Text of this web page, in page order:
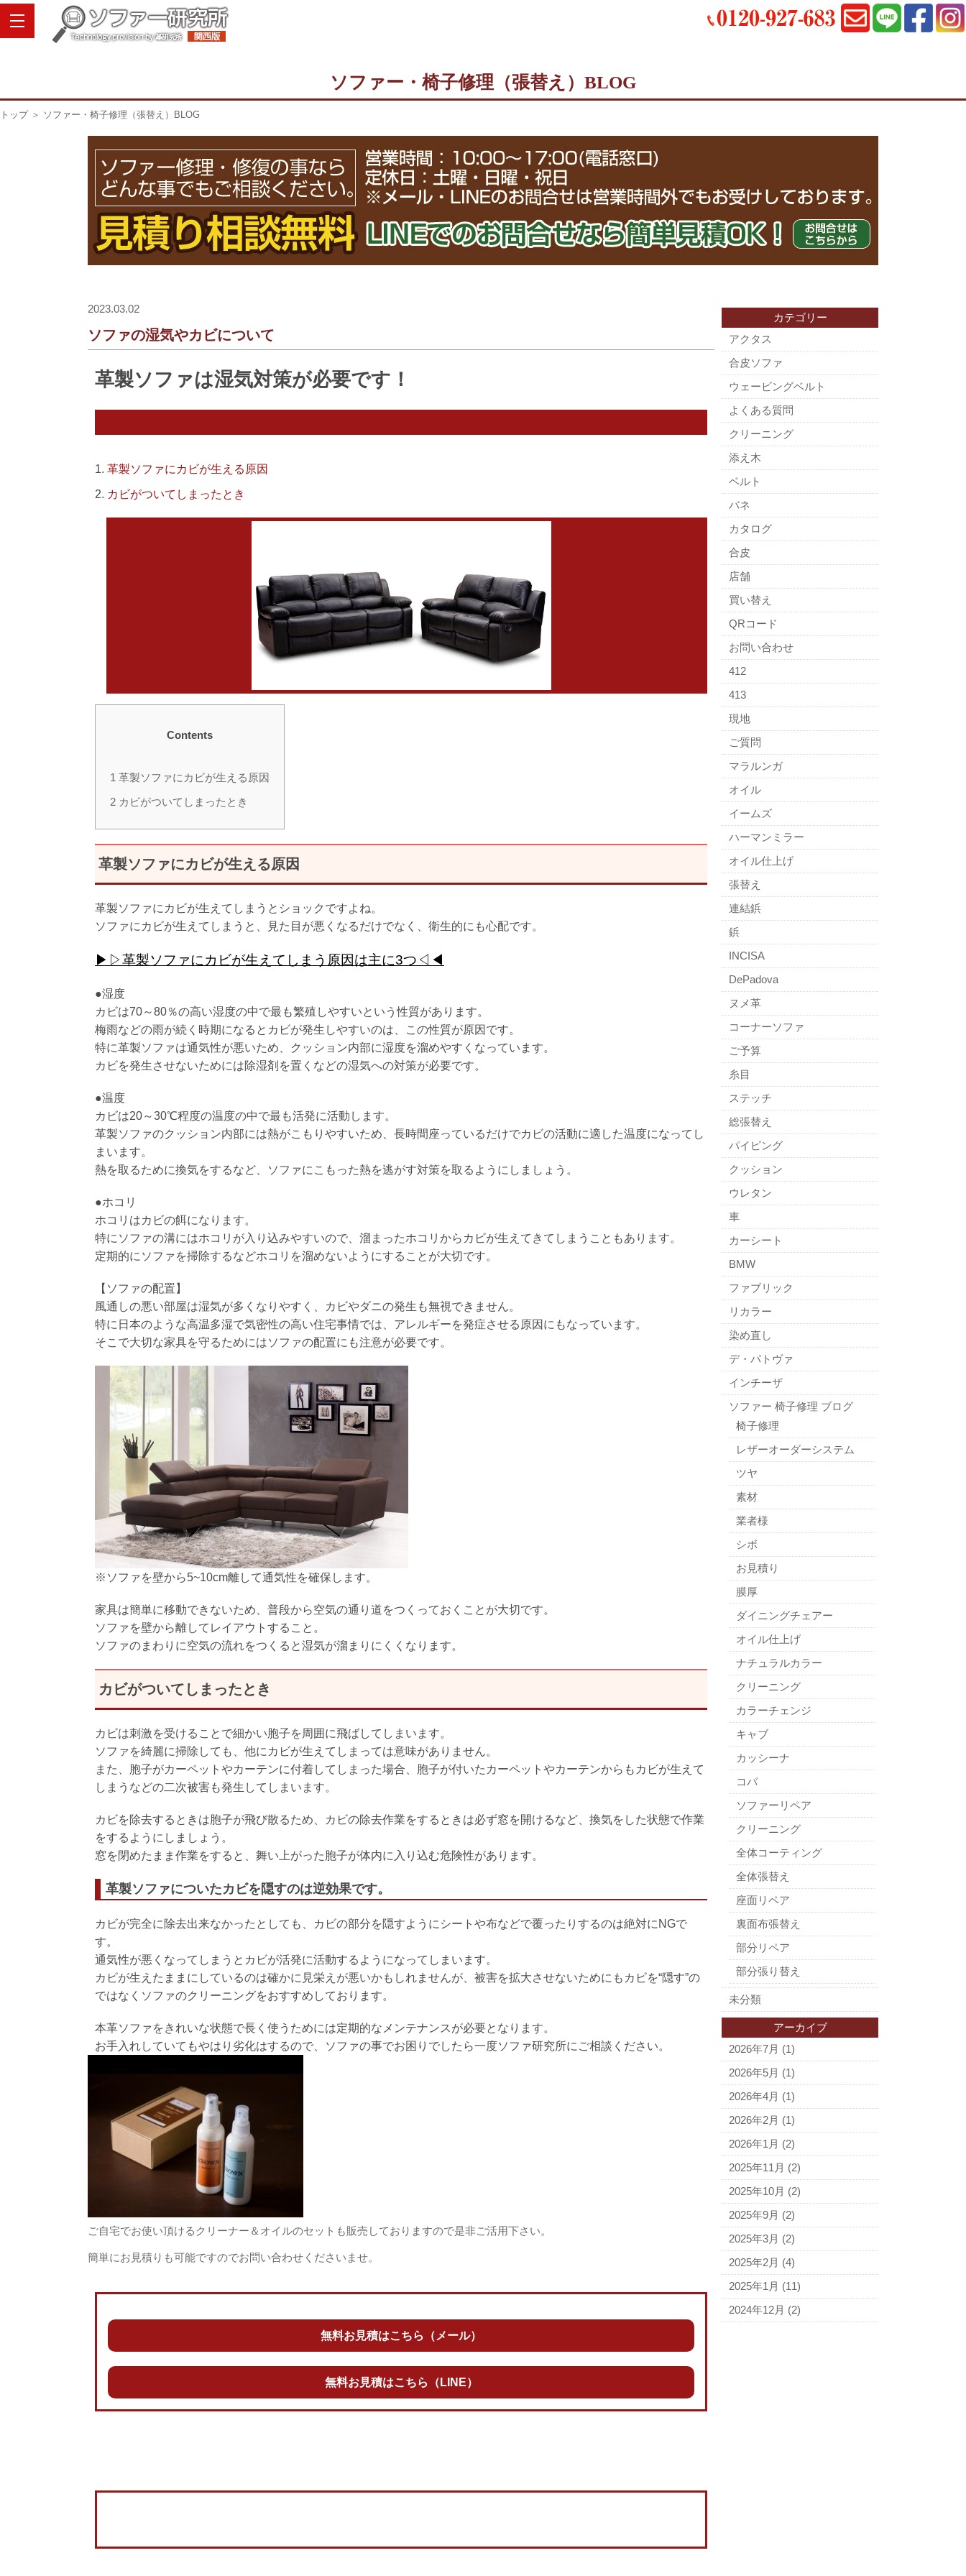
ソファー・椅子修理（張替え）BLOG
トップ＞ ソファー・椅子修理（張替え）BLOG
2023.03.02
ソファの湿気やカビについて
革製ソファは湿気対策が必要です！
革製ソファにカビが生える原因
カビがついてしまったとき
Contents
1 革製ソファにカビが生える原因
2 カビがついてしまったとき
革製ソファにカビが生える原因
革製ソファにカビが生えてしまうとショックですよね。
ソファにカビが生えてしまうと、見た目が悪くなるだけでなく、衛生的にも心配です。
▶▷革製ソファにカビが生えてしまう原因は主に3つ◁◀
●湿度
カビは70～80％の高い湿度の中で最も繁殖しやすいという性質があります。
梅雨などの雨が続く時期になるとカビが発生しやすいのは、この性質が原因です。
特に革製ソファは通気性が悪いため、クッション内部に湿度を溜めやすくなっています。
カビを発生させないためには除湿剤を置くなどの湿気への対策が必要です。
●温度
カビは20～30℃程度の温度の中で最も活発に活動します。
革製ソファのクッション内部には熱がこもりやすいため、長時間座っているだけでカビの活動に適した温度になってし
まいます。
熱を取るために換気をするなど、ソファにこもった熱を逃がす対策を取るようにしましょう。
●ホコリ
ホコリはカビの餌になります。
特にソファの溝にはホコリが入り込みやすいので、溜まったホコリからカビが生えてきてしまうこともあります。
定期的にソファを掃除するなどホコリを溜めないようにすることが大切です。
【ソファの配置】
風通しの悪い部屋は湿気が多くなりやすく、カビやダニの発生も無視できません。
特に日本のような高温多湿で気密性の高い住宅事情では、アレルギーを発症させる原因にもなっています。
そこで大切な家具を守るためにはソファの配置にも注意が必要です。
※ソファを壁から5~10cm離して通気性を確保します。
家具は簡単に移動できないため、普段から空気の通り道をつくっておくことが大切です。
ソファを壁から離してレイアウトすること。
ソファのまわりに空気の流れをつくると湿気が溜まりにくくなります。
カビがついてしまったとき
カビは刺激を受けることで細かい胞子を周囲に飛ばしてしまいます。
ソファを綺麗に掃除しても、他にカビが生えてしまっては意味がありません。
また、胞子がカーペットやカーテンに付着してしまった場合、胞子が付いたカーペットやカーテンからもカビが生えて
しまうなどの二次被害も発生してしまいます。
カビを除去するときは胞子が飛び散るため、カビの除去作業をするときは必ず窓を開けるなど、換気をした状態で作業
をするようにしましょう。
窓を閉めたまま作業をすると、舞い上がった胞子が体内に入り込む危険性があります。
革製ソファについたカビを隠すのは逆効果です。
カビが完全に除去出来なかったとしても、カビの部分を隠すようにシートや布などで覆ったりするのは絶対にNGで
す。
通気性が悪くなってしまうとカビが活発に活動するようになってしまいます。
カビが生えたままにしているのは確かに見栄えが悪いかもしれませんが、被害を拡大させないためにもカビを“隠す”の
ではなくソファのクリーニングをおすすめしております。
本革ソファをきれいな状態で長く使うためには定期的なメンテナンスが必要となります。
お手入れしていてもやはり劣化はするので、ソファの事でお困りでしたら一度ソファ研究所にご相談ください。
ご自宅でお使い頂けるクリーナー＆オイルのセットも販売しておりますので是非ご活用下さい。
簡単にお見積りも可能ですのでお問い合わせくださいませ。
無料お見積はこちら（メール）
無料お見積はこちら（LINE）
カテゴリー
アクタス
合皮ソファ
ウェービングベルト
よくある質問
クリーニング
添え木
ベルト
バネ
カタログ
合皮
店舗
買い替え
QRコード
お問い合わせ
412
413
現地
ご質問
マラルンガ
オイル
イームズ
ハーマンミラー
オイル仕上げ
張替え
連結鋲
鋲
INCISA
DePadova
ヌメ革
コーナーソファ
ご予算
糸目
ステッチ
総張替え
パイピング
クッション
ウレタン
車
カーシート
BMW
ファブリック
リカラー
染め直し
デ・パトヴァ
インチーザ
ソファー 椅子修理 ブログ
椅子修理
レザーオーダーシステム
ツヤ
素材
業者様
シボ
お見積り
膜厚
ダイニングチェアー
オイル仕上げ
ナチュラルカラー
クリーニング
カラーチェンジ
キャブ
カッシーナ
コバ
ソファーリペア
クリーニング
全体コーティング
全体張替え
座面リペア
裏面布張替え
部分リペア
部分張り替え
未分類
アーカイブ
2026年7月 (1)
2026年5月 (1)
2026年4月 (1)
2026年2月 (1)
2026年1月 (2)
2025年11月 (2)
2025年10月 (2)
2025年9月 (2)
2025年3月 (2)
2025年2月 (4)
2025年1月 (11)
2024年12月 (2)